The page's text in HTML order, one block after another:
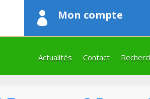
 Mon compte
Actualités Contact